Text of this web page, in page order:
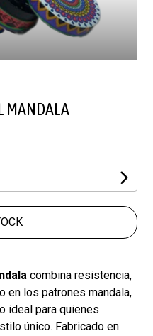
MANDALA
combina resistencia,
en los patrones mandala,
ideal para quienes
único. Fabricado en